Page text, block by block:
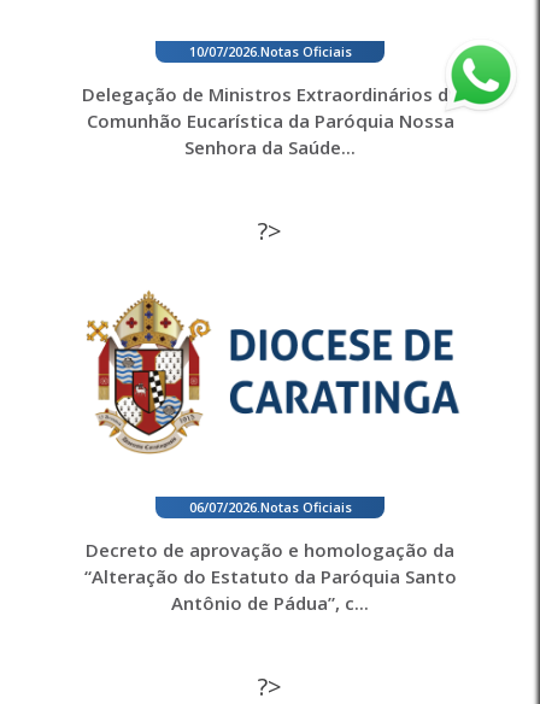
10/07/2026. Notas Oficiais
Delegação de Ministros Extraordinários da
Comunhão Eucarística da Paróquia Nossa
Senhora da Saúde...
?>
06/07/2026. Notas Oficiais
Decreto de aprovação e homologação da
“Alteração do Estatuto da Paróquia Santo
Antônio de Pádua”, c...
?>